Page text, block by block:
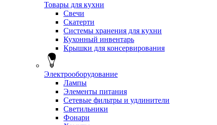
Товары для кухни
Свечи
Скатерти
Системы хранения для кухни
Кухонный инвентарь
Крышки для консервирования
Электрооборудование
Лампы
Элементы питания
Сетевые фильтры и удлинители
Светильники
Фонари